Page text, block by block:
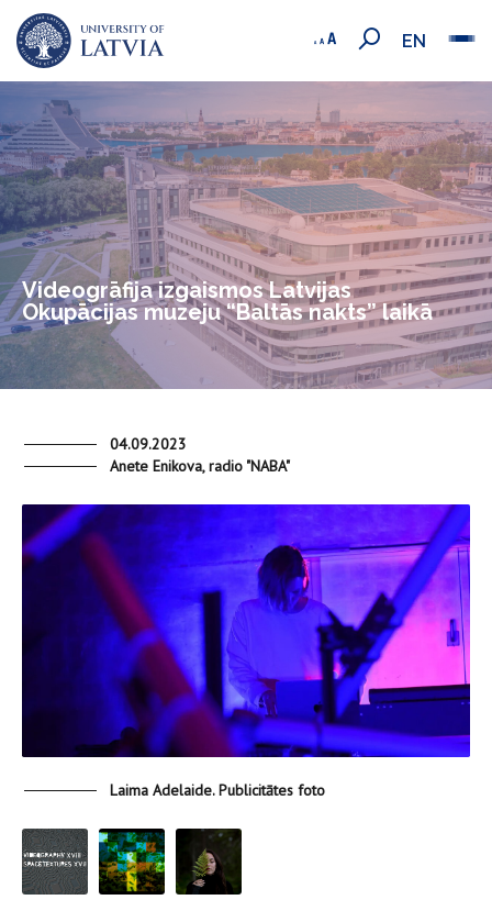
EN
Videogrāfija izgaismos Latvijas
Okupācijas muzeju “Baltās nakts” laikā
04.09.2023
Anete Enikova, radio "NABA"
Laima Adelaide. Publicitātes foto